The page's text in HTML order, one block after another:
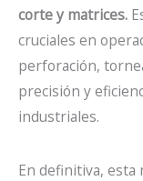
corte y matrices.
cruciales en
perforación,
precisión y
industriales.
En definitiva,